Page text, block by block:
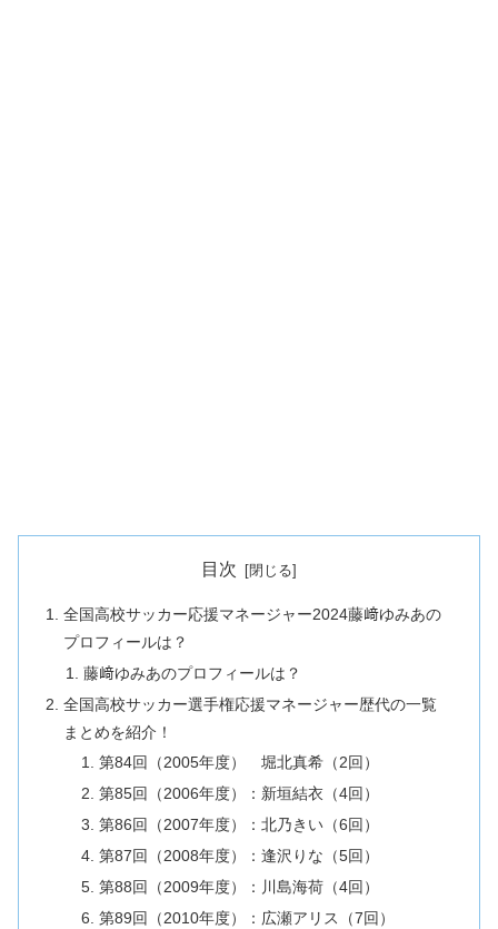
目次
全国高校サッカー応援マネージャー2024藤﨑ゆみあの
プロフィールは？
藤﨑ゆみあのプロフィールは？
全国高校サッカー選手権応援マネージャー歴代の一覧
まとめを紹介！
第84回（2005年度） 堀北真希（2回）
第85回（2006年度）：新垣結衣（4回）
第86回（2007年度）：北乃きい（6回）
第87回（2008年度）：逢沢りな（5回）
第88回（2009年度）：川島海荷（4回）
第89回（2010年度）：広瀬アリス（7回）